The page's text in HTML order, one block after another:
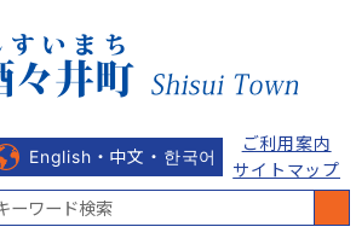
English・中文・한국어
ご利用案内
サイトマップ